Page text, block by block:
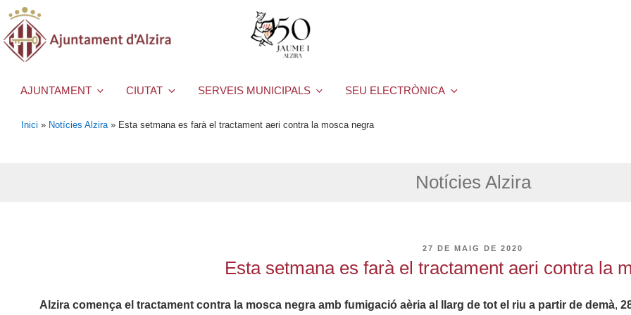
AJUNTAMENT CIUTAT SERVEIS MUNICIPALS SEU ELECTRÒNICA
Inici » Notícies Alzira » Esta setmana es farà el tractament aeri contra la mosca negra
Notícies Alzira
PUBLICAT
27 DE MAIG DE 2020
Esta setmana es farà el tractament aeri contra la
Alzira comença el tractament contra la mosca negra amb fumigació aèria al llarg de tot el riu a partir de demà,